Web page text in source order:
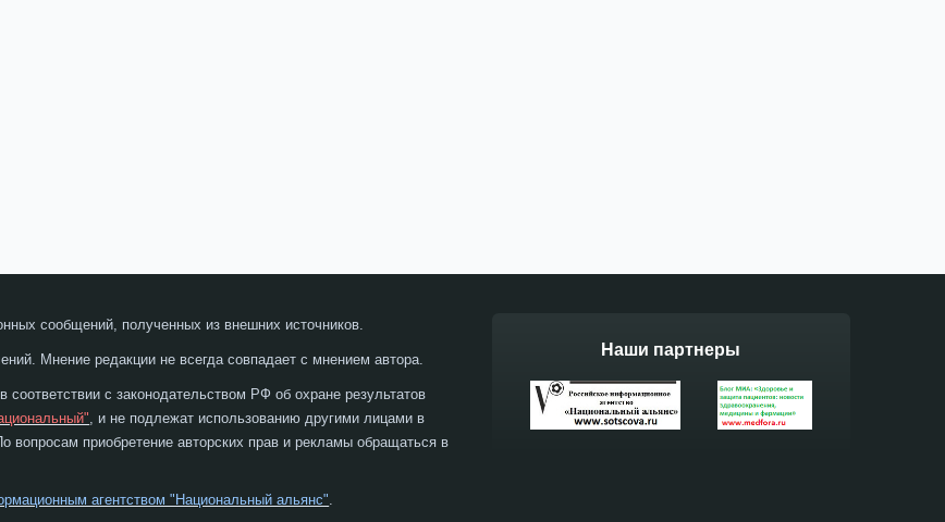
сообщений, полученных из внешних источников.
Мнение редакции не всегда совпадает с мнением автора.
с законодательством РФ об охране результатов
, и не подлежат использованию другими лицами в
приобретение авторских прав и рекламы обращаться в
агентством "Национальный альянс".
Наши партнеры